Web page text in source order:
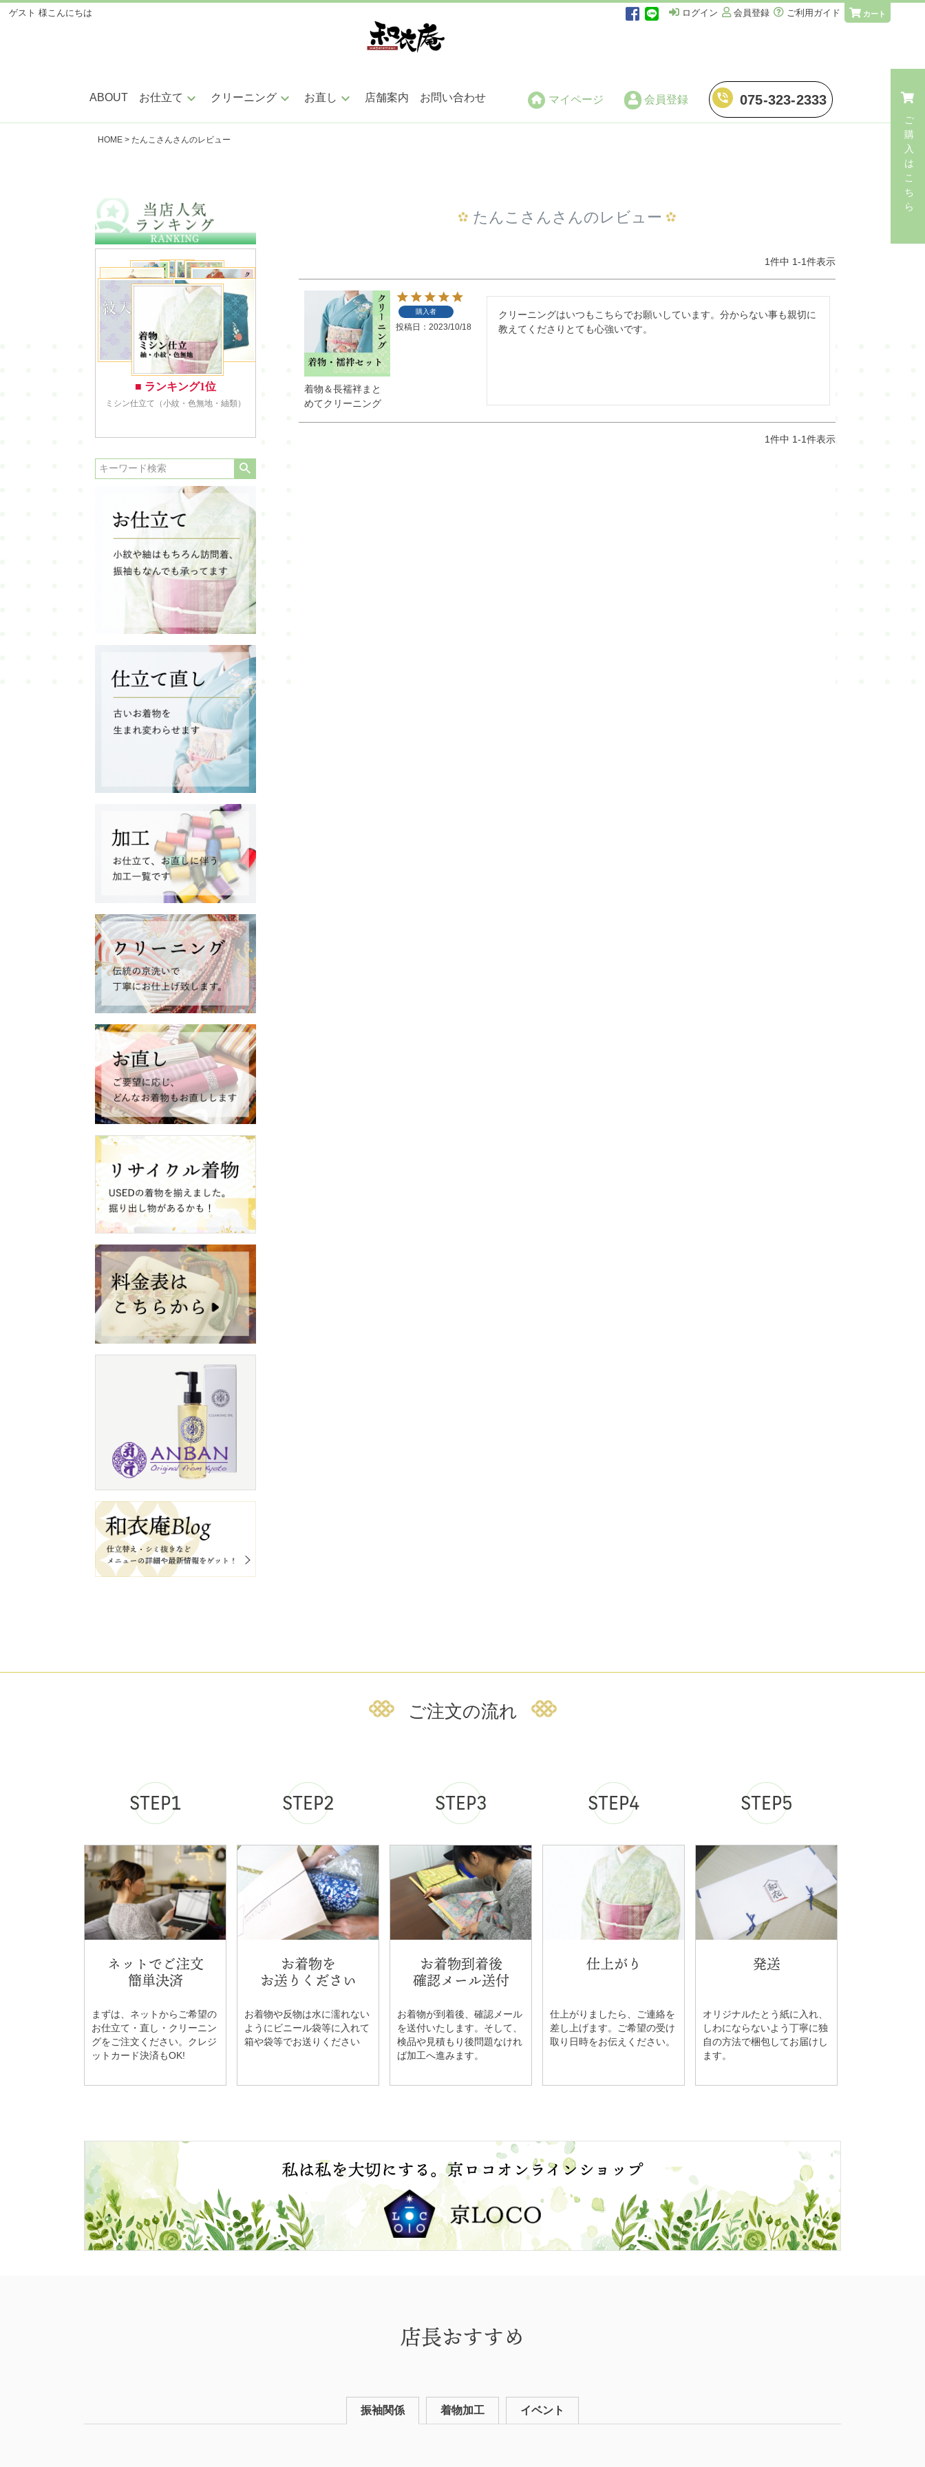
ゲスト 様こんにちは ログイン 会員登録 ご利用ガイド カート
ABOUT お仕立て keyboard_arrow_down
訪問着・附下
振袖・留袖
喪服
羽織・道行・道中着
浴衣
喪服
手湯のし
・解き手湯のし
本仕立て解き湯のし
クリーニング keyboard_arrow_down お直し keyboard_arrow_down 店舗案内 お問い合わせ マイページ 会員登録 phone_in_talk 075-323-2333
ご
購
入
は
こ
ち
ら
HOME たんこさんさんのレビュー
たんこさんさんのレビュー
1件中 1-1件表示
着物＆長襦袢まと
めてクリーニング
購入者
投稿日 2023/10/18
クリーニングはいつもこちらでお願いしています。分からない事も親切に
教えてくださりとても心強いです。
1件中 1-1件表示
ご注文の流れ
STEP1
ネットでご注文
簡単決済
まずは、ネットからご希望の
お仕立て・直し・クリーニン
グをご注文ください。クレジ
ットカード決済もOK!
STEP2
お着物を
お送りください
お着物や反物は水に濡れない
ようにビニール袋等に入れて
箱や袋等でお送りください
STEP3
お着物到着後
確認メール送付
お着物が到着後、確認メール
を送付いたします。そして、
検品や見積もり後問題なけれ
ば加工へ進みます。
STEP4
仕上がり
仕上がりましたら、ご連絡を
差し上げます。ご希望の受け
取り日時をお伝えください。
STEP5
発送
オリジナルたとう紙に入れ、
しわにならないよう丁寧に独
自の方法で梱包してお届けし
ます。
店長おすすめ
振袖関係 着物加工 イベント